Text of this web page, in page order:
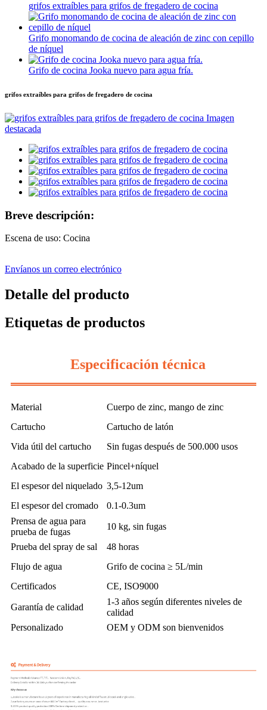
grifos extraíbles para grifos de fregadero de cocina
Grifo monomando de cocina de aleación de zinc con cepillo
de níquel
Grifo de cocina Jooka nuevo para agua fría.
grifos extraíbles para grifos de fregadero de cocina
Breve descripción:
Escena de uso: Cocina
Envíanos un correo electrónico
Detalle del producto
Etiquetas de productos
Especificación técnica
Material
Cuerpo de zinc, mango de zinc
Cartucho
Cartucho de latón
Vida útil del cartucho
Sin fugas después de 500.000 usos
Acabado de la superficie Pincel+níquel
El espesor del niquelado 3,5-12um
El espesor del cromado
0.1-0.3um
Prensa de agua para
prueba de fugas
10 kg, sin fugas
Prueba del spray de sal
48 horas
Flujo de agua
Grifo de cocina ≥ 5L/min
Certificados
CE, ISO9000
Garantía de calidad
1-3 años según diferentes niveles de
calidad
Personalizado
OEM y ODM son bienvenidos